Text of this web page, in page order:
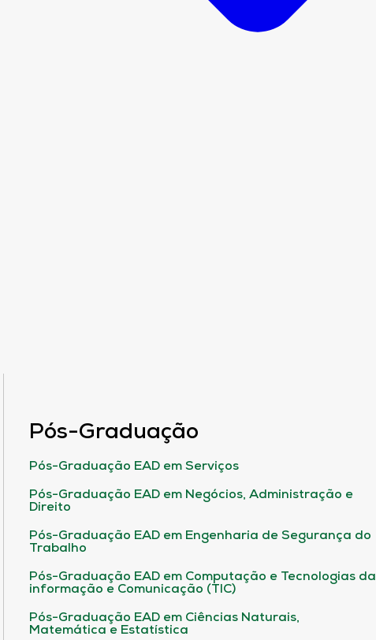
Pós-Graduação
Pós-Graduação EAD em Serviços
Pós-Graduação EAD em Negócios, Administração e
Direito
Pós-Graduação EAD em Engenharia de Segurança do
Trabalho
Pós-Graduação EAD em Computação e Tecnologias da
informação e Comunicação (TIC)
Pós-Graduação EAD em Ciências Naturais,
Matemática e Estatística